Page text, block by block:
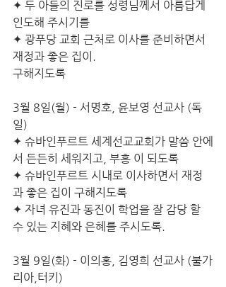
✦ 두 아들의 진로를 성령님께서 아름답게
인도해 주시기를
✦ 광푸당 교회 근처로 이사를 준비하면서
재정과 좋은 집이.
구해지도록
3월 8일(월) - 서명호, 윤보영 선교사 (독
일)
✦ 슈바인푸르트 세계선교교회가 말씀 안에
서 든든히 세워지고, 부흥 이 되도록
✦ 슈바인푸르트 시내로 이사하면서 재정
과 좋은 집이 구해지도록
✦ 자녀 유진과 동진이 학업을 잘 감당 할
수 있는 지혜와 은혜를 주시도록.
3월 9일(화) - 이의홍, 김영희 선교사 (불가
리아,터키)